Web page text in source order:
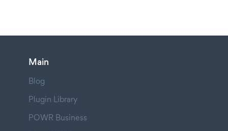
Main
Blog
Plugin Library
POWR Business